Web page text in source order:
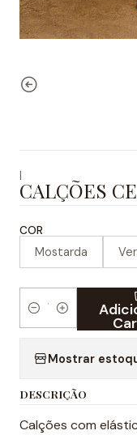
|
CALÇÕES
COR
Mostarda
Quantidade
Mostrar
DESCRIÇÃO
Calções com